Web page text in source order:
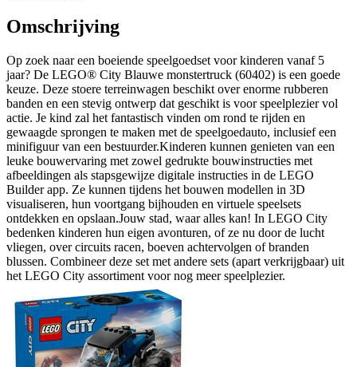
Omschrijving
Op zoek naar een boeiende speelgoedset voor kinderen vanaf 5
jaar? De LEGO® City Blauwe monstertruck (60402) is een goede
keuze. Deze stoere terreinwagen beschikt over enorme rubberen
banden en een stevig ontwerp dat geschikt is voor speelplezier vol
actie. Je kind zal het fantastisch vinden om rond te rijden en
gewaagde sprongen te maken met de speelgoedauto, inclusief een
minifiguur van een bestuurder.Kinderen kunnen genieten van een
leuke bouwervaring met zowel gedrukte bouwinstructies met
afbeeldingen als stapsgewijze digitale instructies in de LEGO
Builder app. Ze kunnen tijdens het bouwen modellen in 3D
visualiseren, hun voortgang bijhouden en virtuele speelsets
ontdekken en opslaan.Jouw stad, waar alles kan! In LEGO City
bedenken kinderen hun eigen avonturen, of ze nu door de lucht
vliegen, over circuits racen, boeven achtervolgen of branden
blussen. Combineer deze set met andere sets (apart verkrijgbaar) uit
het LEGO City assortiment voor nog meer speelplezier.